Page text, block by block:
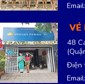
VÉ
48
Điện